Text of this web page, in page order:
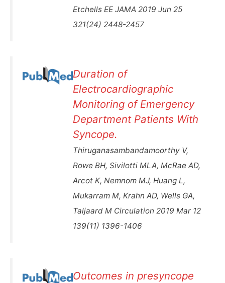
Etchells EE JAMA 2019 Jun 25
321(24) 2448-2457
Duration of
Electrocardiographic
Monitoring of Emergency
Department Patients With
Syncope.
Thiruganasambandamoorthy V,
Rowe BH, Sivilotti MLA, McRae AD,
Arcot K, Nemnom MJ, Huang L,
Mukarram M, Krahn AD, Wells GA,
Taljaard M Circulation 2019 Mar 12
139(11) 1396-1406
Outcomes in presyncope